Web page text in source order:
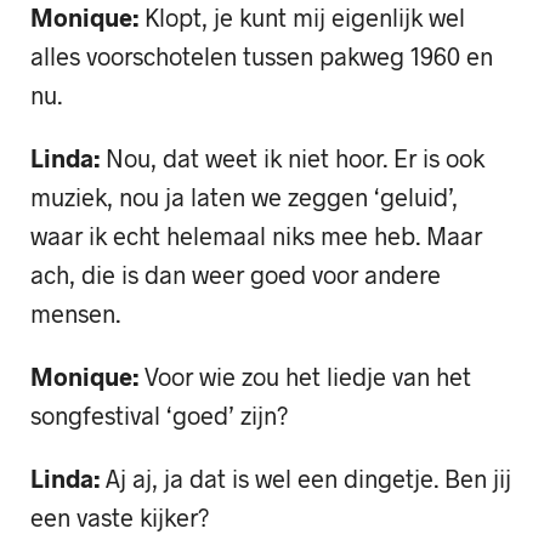
Monique: Klopt, je kunt mij eigenlijk wel
alles voorschotelen tussen pakweg 1960 en
nu.
Linda: Nou, dat weet ik niet hoor. Er is ook
muziek, nou ja laten we zeggen ‘geluid’,
waar ik echt helemaal niks mee heb. Maar
ach, die is dan weer goed voor andere
mensen.
Monique: Voor wie zou het liedje van het
songfestival ‘goed’ zijn?
Linda: Aj aj, ja dat is wel een dingetje. Ben jij
een vaste kijker?